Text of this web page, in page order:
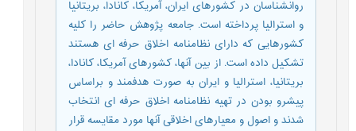
روانشناسان در کشورهای ایران، آمریکا، کانادا، بریتانیا
و استرالیا پرداخته است. جامعه پژوهش حاضر را کلیه
کشورهایی که دارای نظامنامه اخلاق حرفه‏ ای هستند
تشکیل داده است. از بین آنها، کشورهای آمریکا، کانادا،
بریتانیا، استرالیا و ایران به صورت هدفمند و براساس
پیشرو بودن در تهیه نظامنامه اخلاق حرفه‏ ای انتخاب
شدند و اصول و معیارهای اخلاقی آنها مورد مقایسه قرار